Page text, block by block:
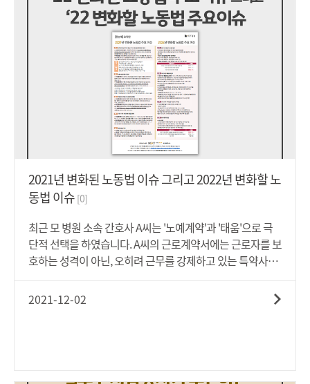
년 2022년 1월 27일부터 시행됩니다(다만, 이 법 시행 당시
개인사업자 또는 상시 근로자가 50명 미만인 사업 또는 사업
장에 대해서는 공포 후 3년이 경과한 날부터 시행됩니다).본
격적인 시행이 코앞으로 다가온 중대재해처벌법은 '중대산
업재해' 외에도 '중대시민재해' 라는 개념을 도입하여 공중이
용시설 또는 공중교통수단 등에서 발생하는 사고에 대해서
도 근로자를 보호하고자 하였습니다. 또한 중대재해처벌법
에 따른 처벌 및 손해배상 규정도 명시하였습니다. 특히 사업
주, 경영책임자, 기관의 장 등이 중대재해를 예방하기 위한 안
전보건확부 의무에 대해 상세히 규정하였습니다(① 재해예
방에 필요한 인력 및 예산 등 안전보건관리체계의 구축 및 그
이행, ② 재해 발생 시 재발방지 대책의 수립 및 그 이행, ③ 중
앙행정기관 및 지방자치단체가 관계 법령에 따라 개선 시정
등을 명한 사항의 이행, ④ 안전 보건 관계 법령에 따른 의무
이행에 필요한 관리상의 조치).이번 뉴스레터에서는 중대재
해처벌법에 대한 여러 사항들을 [한눈에] 담아보았습니다.
2021년 변화된 노동법 이슈 그리고 2022년 변화할 노
동법 이슈 [0]
최근 모 병원 소속 간호사 A씨는 '노예계약'과 '태움'으로 극
단적 선택을 하였습니다. A씨의 근로계약서에는 근로자를 보
호하는 성격이 아닌, 오히려 근무를 강제하고 있는 특약사항
를 규율하여 그들을 '확보' 하는 것뿐만 아니라 '보호'하기 위
한 법규입니다. 하지만 앞서 소개한 안타까운 소식이 자주 들
2021-12-02